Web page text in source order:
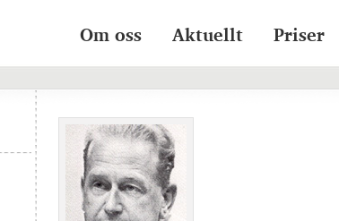
Om oss Aktuellt Priser